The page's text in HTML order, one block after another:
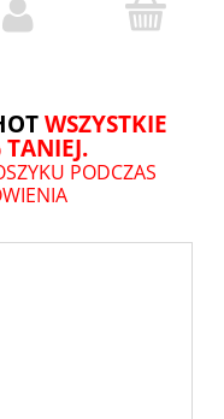
WSZYSTKIE
PODCZAS